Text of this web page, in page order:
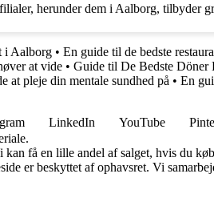
herunder dem i Aalborg, tilbyder
i Aalborg • En guide til de bedste
at vide • Guide til De Bedste Döner
at pleje din mentale sundhed på • En
LinkedIn YouTube
få en lille andel af salget, hvis du
er beskyttet af ophavsret. Vi